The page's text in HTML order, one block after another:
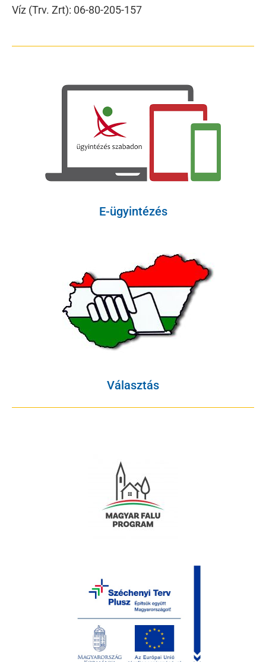
Víz (Trv. Zrt): 06-80-205-157
E-ügyintézés
Választás